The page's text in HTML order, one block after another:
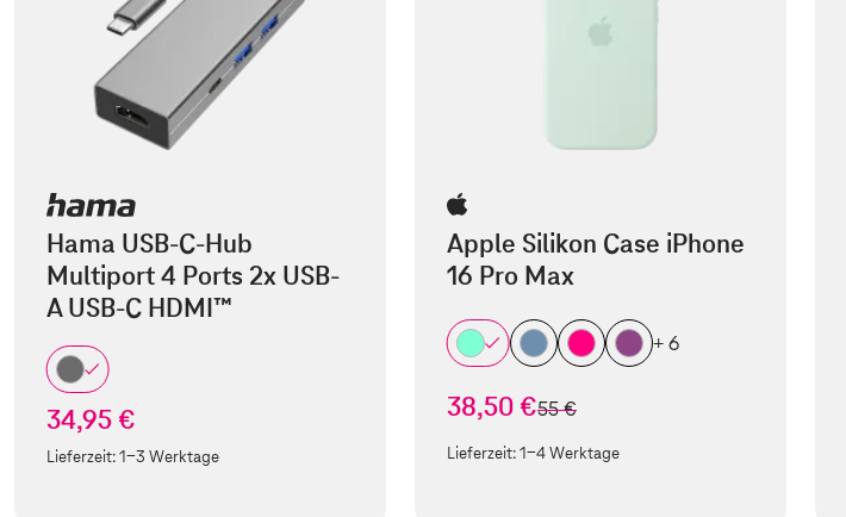
Hama USB-C-Hub
Multiport 4 Ports 2x USB-
A USB-C HDMI™
34,95 €
Lieferzeit:1-3 Werktage
Apple Silikon Case iPhone
16 Pro Max
+ 6
38,50 €statt
55 €
Lieferzeit:1-4 Werktage